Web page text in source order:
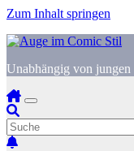
Zum Inhalt springen
Unabhängig von jungen